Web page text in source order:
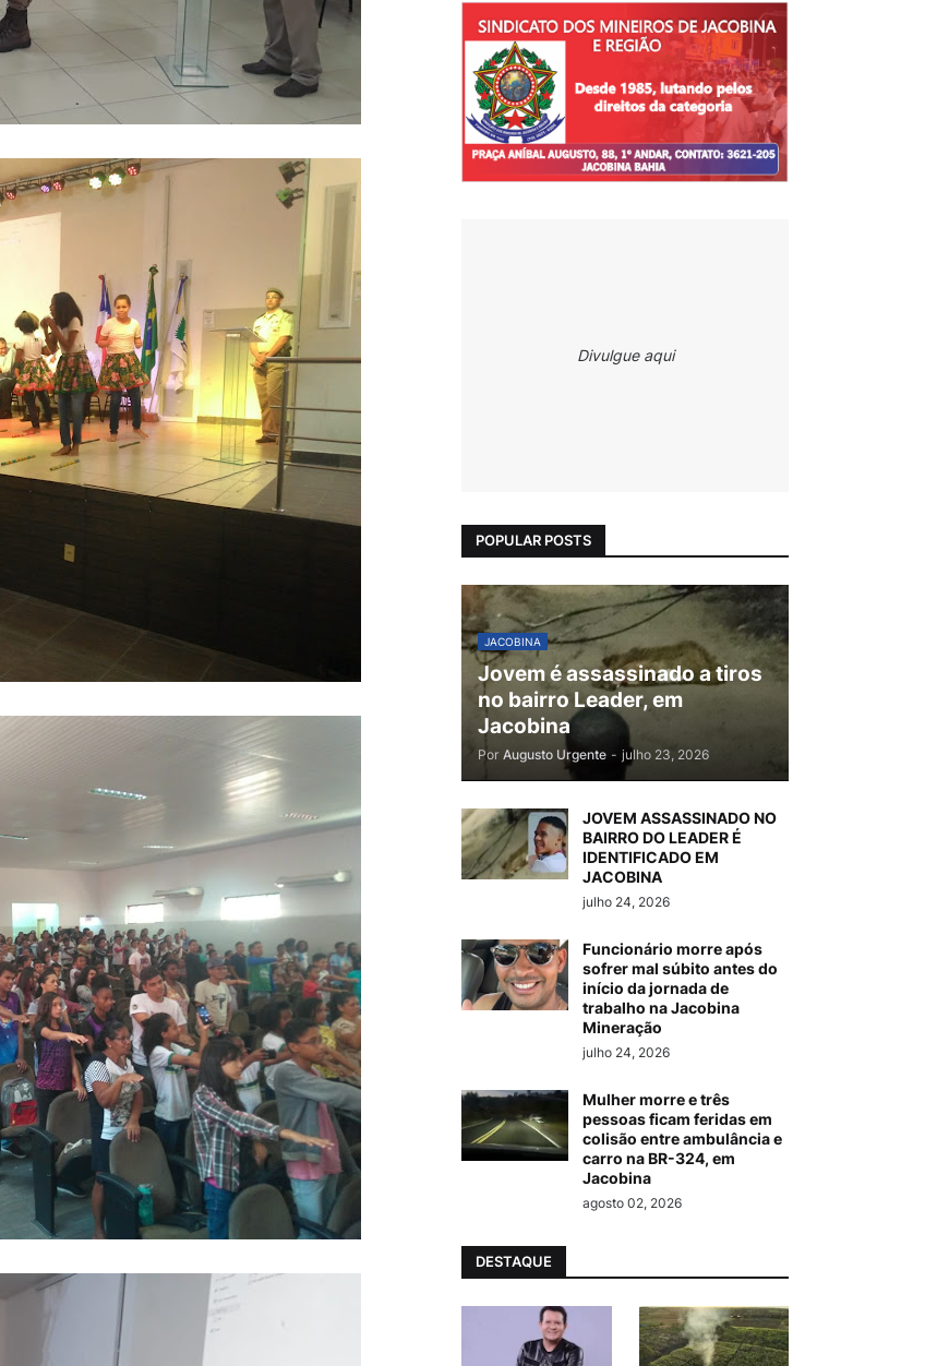
Divulgue aqui
POPULAR POSTS
JACOBINA
Jovem é assassinado a tiros
no bairro Leader, em
Jacobina
Por Augusto Urgente - julho 23, 2026
JOVEM ASSASSINADO NO
BAIRRO DO LEADER É
IDENTIFICADO EM
JACOBINA
julho 24, 2026
Funcionário morre após
sofrer mal súbito antes do
início da jornada de
trabalho na Jacobina
Mineração
julho 24, 2026
Mulher morre e três
pessoas ficam feridas em
colisão entre ambulância e
carro na BR-324, em
Jacobina
agosto 02, 2026
DESTAQUE